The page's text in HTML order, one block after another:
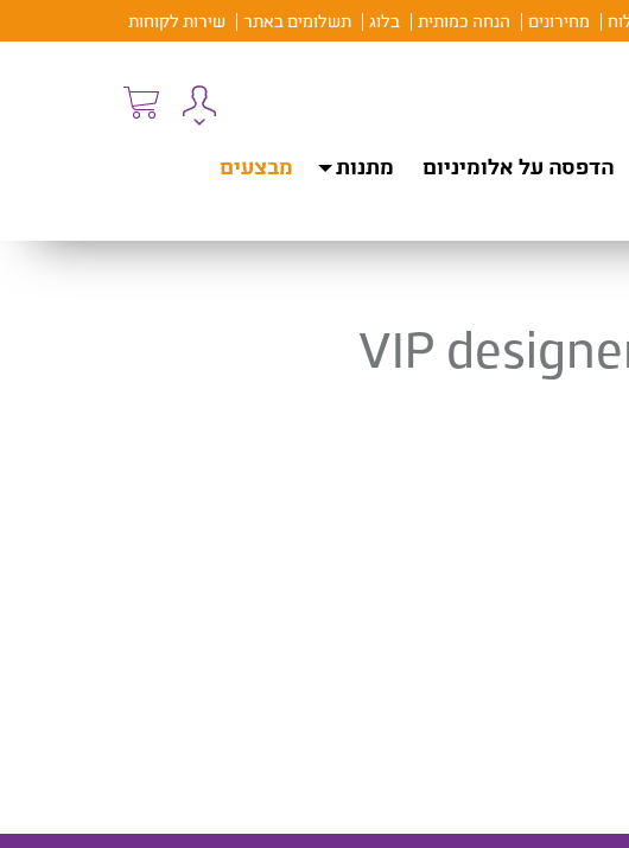
מחירונים הנחה כמותית בלוג תשלומים באתר שירות לקוחות
הדפסה על אלומיניום מתנות
מבצעים
VIP